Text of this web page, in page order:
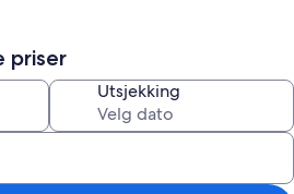
and Living space, and an outdoor
small boat and captain, three paddle
to see how real Polynesians live. It is
filled with farms, fishing and small
priser
Utsjekking